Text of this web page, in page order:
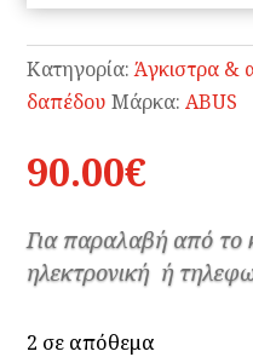
Κατηγορία:Άγκιστρα &
δαπέδου Μάρκα:ABUS
90.00€
Για παραλαβή από το
ηλεκτρονική ή
2 σε απόθεμα